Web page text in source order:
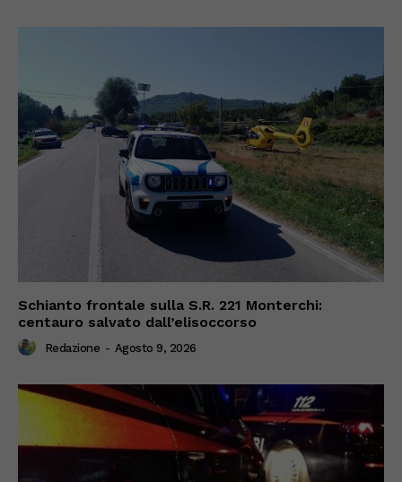
Schianto frontale sulla S.R. 221 Monterchi:
centauro salvato dall’elisoccorso
Redazione - Agosto 9, 2026